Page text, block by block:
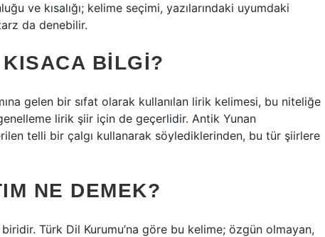
ve kısalığı; kelime seçimi, yazılarındaki uyumdaki
da denebilir.
BILGI?
gelen bir sıfat olarak kullanılan lirik kelimesi, bu niteliğe
lirik şiir için de geçerlidir. Antik Yunan
telli bir çalgı kullanarak söylediklerinden, bu tür şiirlere
NE DEMEK?
Türk Dil Kurumu’na göre bu kelime; özgün olmayan,